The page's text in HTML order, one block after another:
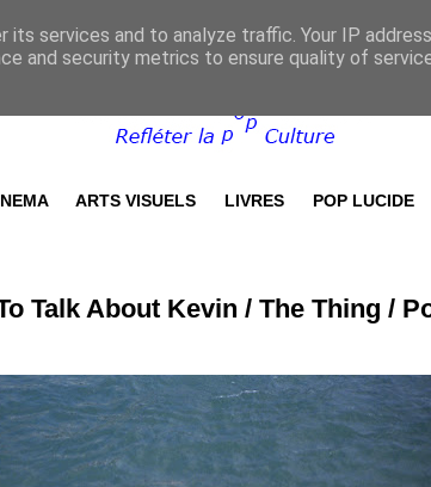
ARTS VISUELS LIVRES POP LUCIDE
Talk About Kevin / The Thing /
services and to analyze traffic. Your IP
and security metrics to ensure quality of